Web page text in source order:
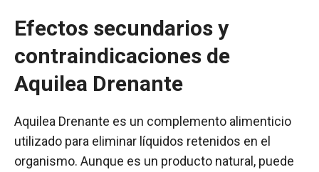
Efectos secundarios y
contraindicaciones de
Aquilea Drenante
Aquilea Drenante es un complemento alimenticio
utilizado para eliminar líquidos retenidos en el
organismo. Aunque es un producto natural, puede